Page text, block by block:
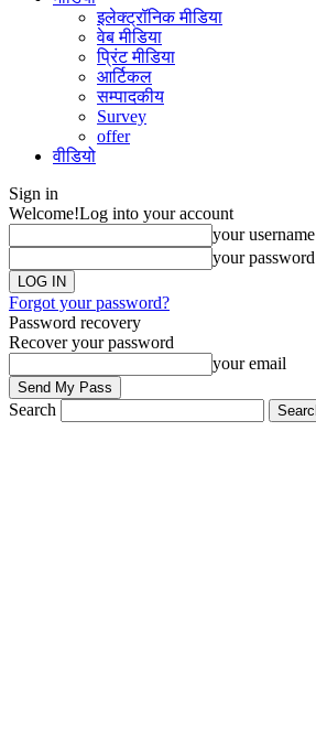
इलेक्ट्रॉनिक मीडिया
वेब मीडिया
प्रिंट मीडिया
आर्टिकल
सम्पादकीय
Survey
offer
वीडियो
Sign in
Welcome!Log into your account
your username
your password
Forgot your password?
Password recovery
Recover your password
your email
Search